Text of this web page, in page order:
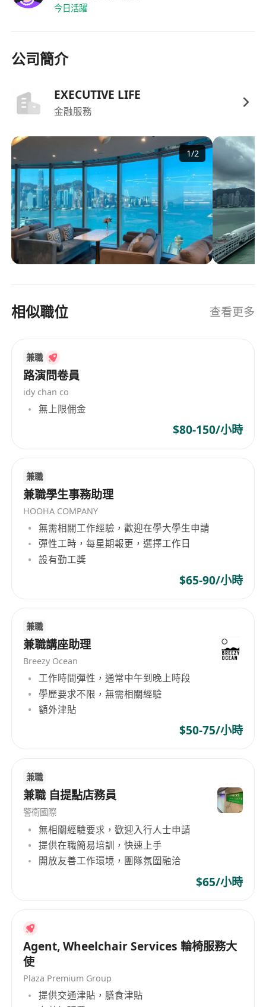
今日活躍
公司簡介
EXECUTIVE LIFE
金融服務
1/2
相似職位 查看更多
兼職
路演問卷員
idy chan co
無上限佣金
$80-150/小時
兼職
兼職學生事務助理
HOOHA COMPANY
無需相關工作經驗，歡迎在學大學生申請
彈性工時，每星期報更，選擇工作日
設有勤工獎
$65-90/小時
兼職
兼職講座助理
Breezy Ocean
工作時間彈性，通常中午到晚上時段
學歷要求不限，無需相關經驗
額外津貼
$50-75/小時
兼職
兼職 自提點店務員
警衛國際
無相關經驗要求，歡迎入行人士申請
提供在職簡易培訓，快速上手
開放友善工作環境，團隊氛圍融洽
$65/小時
Agent, Wheelchair Services 輪椅服務大
使
Plaza Premium Group
提供交通津貼，膳食津貼